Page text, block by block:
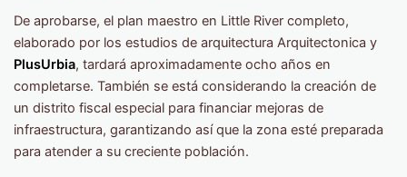
De aprobarse, el plan maestro en Little River completo,
elaborado por los estudios de arquitectura Arquitectonica y
PlusUrbia, tardará aproximadamente ocho años en
completarse. También se está considerando la creación de
un distrito fiscal especial para financiar mejoras de
infraestructura, garantizando así que la zona esté preparada
para atender a su creciente población.